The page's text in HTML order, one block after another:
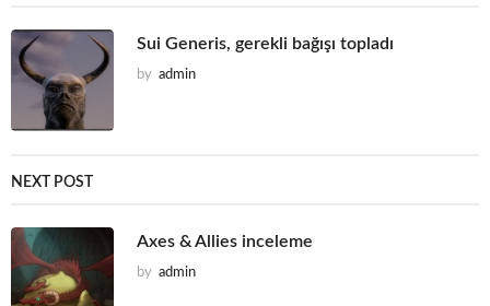
Sui Generis, gerekli bağışı topladı
by admin
NEXT POST
Axes & Allies inceleme
by admin